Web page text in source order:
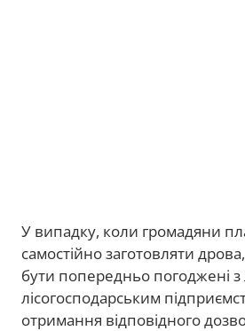
У випадку, коли громадяни
самостійно заготовляти
бути попередньо погоджені з
лісогосподарським
отримання відповідного